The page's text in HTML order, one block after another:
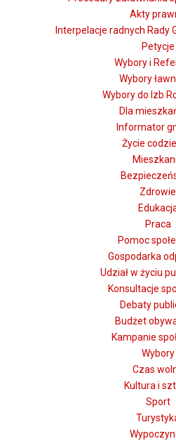
Akty
Interpelacje radnych Rady
Petycje
Wybory i
Wybory
Wybory do Izb
Dla
Informator
Życie
Zdrowie
Praca
Pomoc
Gospodarka
Udział w życiu
Konsultacje
Debaty
Budżet
Kampanie
Wybory
Czas
Kultura i
Sport